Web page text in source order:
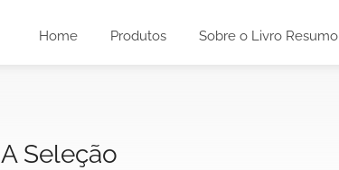
Home Produtos Sobre o Livro Resumo
A Seleção